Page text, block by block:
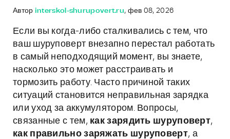
Автор interskol-shurupovert.ru, фев 08, 2026
Если вы когда-либо сталкивались с тем, что
ваш шуруповерт внезапно перестал работать
в самый неподходящий момент, вы знаете,
насколько это может расстраивать и
тормозить работу. Часто причиной таких
ситуаций становится неправильная зарядка
или уход за аккумулятором. Вопросы,
связанные с тем, как зарядить шуруповерт,
как правильно заряжать шуруповерт, а